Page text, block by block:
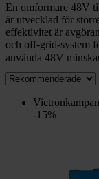
En omformare 48V
är utvecklad för
effektivitet är
och off-grid-system
använda 48V
-15%